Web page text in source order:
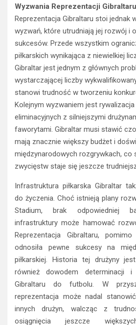
Wyzwania Reprezentacji Gibraltaru
Reprezentacja Gibraltaru stoi jednak
wyzwań, które utrudniają jej rozwój i
sukcesów. Przede wszystkim
piłkarskich wynikająca z niewielkiej
Gibraltar jest jednym z głównych
wystarczającej liczby
stanowi trudność w tworzeniu
Kolejnym wyzwaniem jest
eliminacyjnych z silniejszymi
faworytami. Gibraltar musi stawić
mają znacznie większy budżet i
międzynarodowych rozgrywkach, co
zwycięstw staje się jeszcze
Infrastruktura piłkarska Gibraltar
do życzenia. Choć istnieją plany
Stadium, brak odpowiedniej
infrastruktury może hamować
Reprezentacja Gibraltaru,
odnosiła pewne sukcesy na
piłkarskiej. Historia tej drużyny
również dowodem determinacji i
Gibraltaru do futbolu. W
reprezentacja może nadal
innych drużyn, walcząc z
osiągnięcia jeszcze